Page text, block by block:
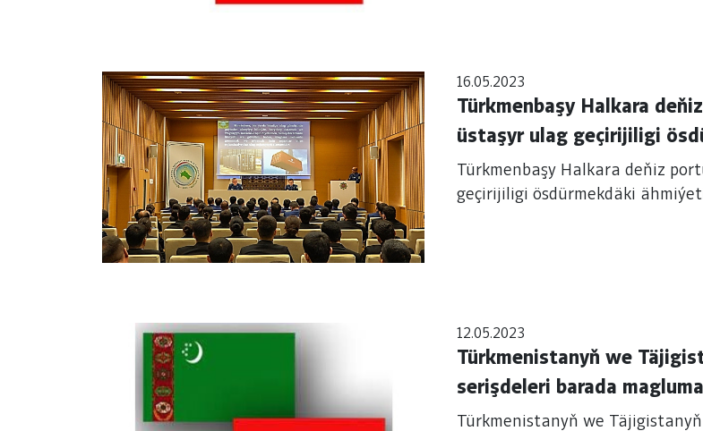
16.05.2023
Türkmenbaşy Halkara deňiz
üstaşyr ulag geçirijiligi ösdürmekdäki
maslahaty geçirildi.
Türkmenbaşy Halkara deňiz portunda
12.05.2023
Türkmenistanyň we
serişdeleri barada
Türkmenistanyň we